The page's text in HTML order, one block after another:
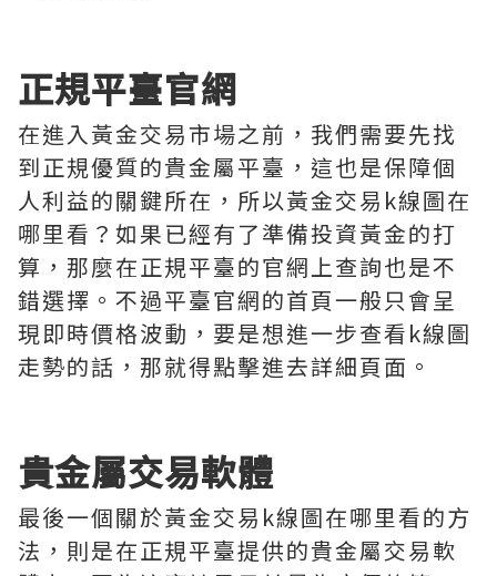
正規平臺官網
在進入黃金交易市場之前，我們需要先找
到正規優質的貴金屬平臺，這也是保障個
人利益的關鍵所在，所以黃金交易k線圖在
哪里看？如果已經有了準備投資黃金的打
算，那麼在正規平臺的官網上查詢也是不
錯選擇。不過平臺官網的首頁一般只會呈
現即時價格波動，要是想進一步查看k線圖
走勢的話，那就得點擊進去詳細頁面。
貴金屬交易軟體
最後一個關於黃金交易k線圖在哪里看的方
法，則是在正規平臺提供的貴金屬交易軟